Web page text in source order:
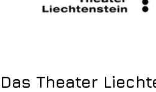
Das Theater